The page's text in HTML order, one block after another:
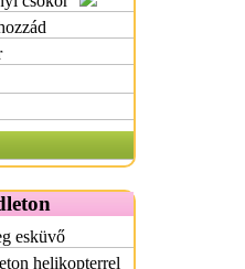
esküvő
helikopterrel